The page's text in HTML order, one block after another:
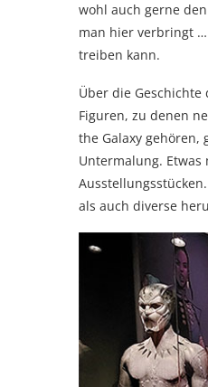
wohl auch gerne
man hier verbringt
treiben kann.
Über die
Figuren, zu denen
the Galaxy gehören,
Untermalung.
als auch diverse